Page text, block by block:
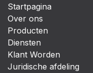
Startpagina
Over ons
Producten
Diensten
Klant Worden
Juridische afdeling